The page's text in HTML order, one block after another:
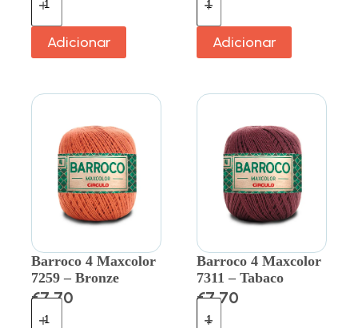
Adicionar Adicionar
Barroco 4 Maxcolor
7259 – Bronze
€7.70
Barroco 4 Maxcolor
7311 – Tabaco
€7.70